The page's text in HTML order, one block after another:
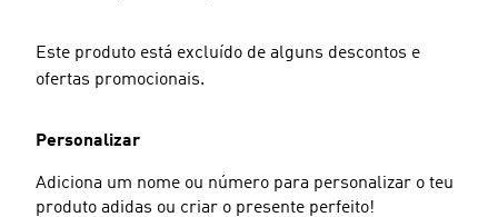
Este produto está excluído de alguns descontos e
ofertas promocionais.
Personalizar
Adiciona um nome ou número para personalizar o teu
produto adidas ou criar o presente perfeito!